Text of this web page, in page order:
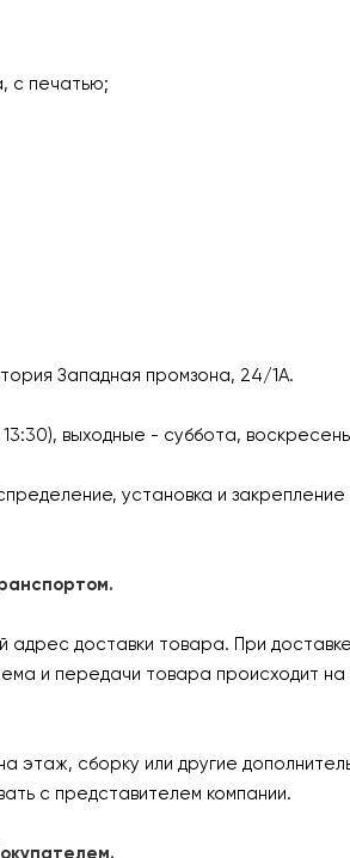
с печатью;
Западная промзона, 24/1А.
выходные - суббота,
установка и
доставки товара. При
и передачи товара происходит
этаж, сборку или другие
с представителем компании.